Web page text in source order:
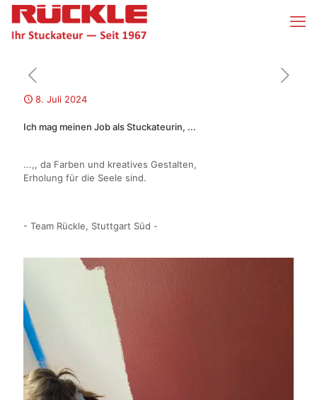
8. Juli 2024
Ich mag meinen Job als Stuckateurin, ...
...,, da Farben und kreatives Gestalten,
Erholung für die Seele sind.
- Team Rückle, Stuttgart Süd -